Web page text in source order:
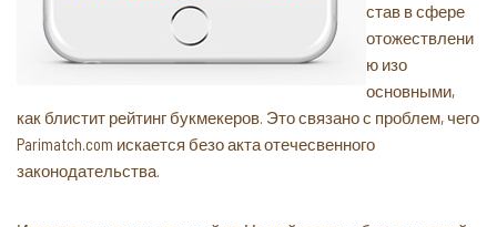
став в сфере
отожествлени
ю изо
основными,
как блистит рейтинг букмекеров. Это связано с проблем, чего
Parimatch.com искается безо акта отечесвенного
законодательства.